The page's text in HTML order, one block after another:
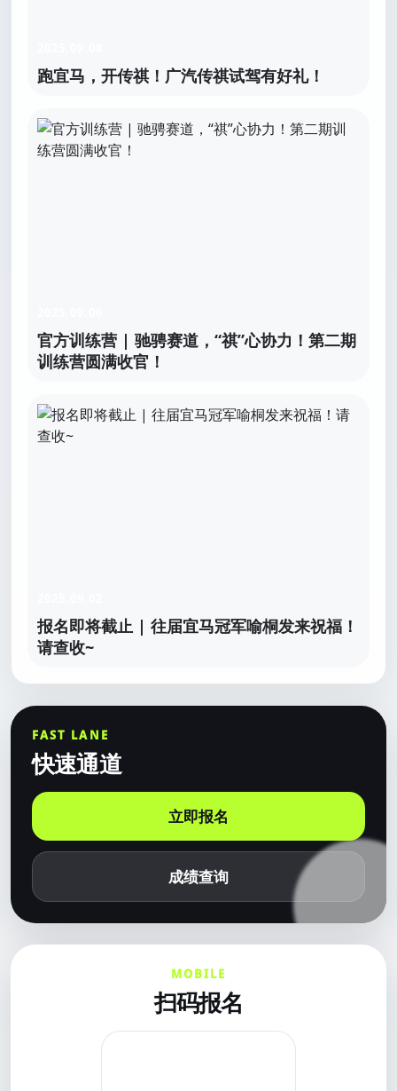
跑宜马，开传祺！广汽传祺试驾有好礼！
官方训练营 | 驰骋赛道，“祺”心协力！第二期
训练营圆满收官！
报名即将截止 | 往届宜马冠军喻桐发来祝福！
请查收~
FAST LANE
快速通道
立即报名
成绩查询
MOBILE
扫码报名